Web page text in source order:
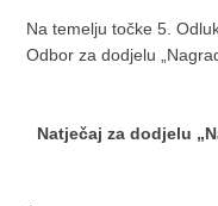
Na temelju točke 5.
Odbor za dodjelu
Natječaj za dodjelu